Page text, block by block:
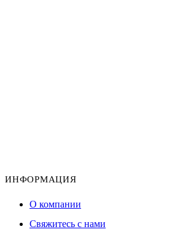
ИНФОРМАЦИЯ
О компании
Свяжитесь с нами